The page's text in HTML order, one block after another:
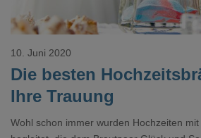
Die besten
Ihre Trauung
10. Juni 2020
Wohl schon immer wurden Hochzeiten